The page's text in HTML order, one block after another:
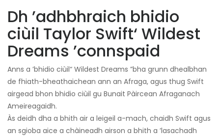
Dh ’adhbhraich bhidio
ciùil Taylor Swift‘ Wildest
Dreams ’connspaid
Anns a ’bhidio ciùil“ Wildest Dreams ”bha grunn dhealbhan
de fhiath-bheathaichean ann an Afraga, agus thug Swift
airgead bhon bhidio ciùil gu Bunait Pàircean Afraganach
Ameireagaidh.
Às deidh dha a bhith air a leigeil a-mach, chaidh Swift agus
an sgioba aice a chàineadh airson a bhith a ’lasachadh